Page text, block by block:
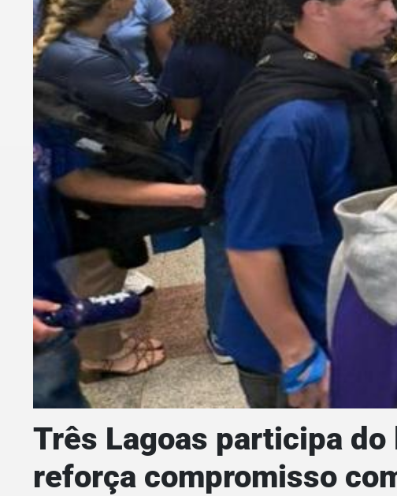
Três Lagoas participa
reforça compromisso